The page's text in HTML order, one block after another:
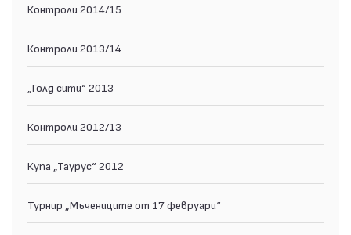
Контроли 2014/15
Контроли 2013/14
„Голд сити“ 2013
Контроли 2012/13
Купа „Таурус“ 2012
Турнир „Мъчениците от 17 февруари“